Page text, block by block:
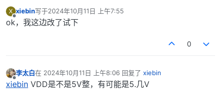
X
离线
xiebin写于2024年10月11日 上午7:55
最后由 编辑
ok，我这边改了试下
0
离线
李太白在 2024年10月11日 上午8:06 回复了 xiebin
最后由 编辑
xiebin VDD是不是5V整，有可能是5.几V